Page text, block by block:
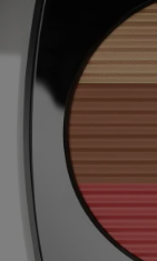
グロウ サンキス
ー グロウ サンキス
ー グロウ サンキス
ー グロウ サンキ
ー グロウ サンキ